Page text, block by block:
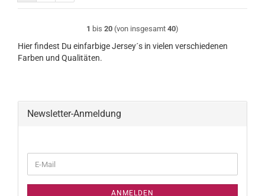
1 bis 20 (von insgesamt 40)
Hier findest Du einfarbige Jersey´s in vielen verschiedenen
Farben und Qualitäten.
Newsletter-Anmeldung
ZUR
E-
Mail
ANMELDEN